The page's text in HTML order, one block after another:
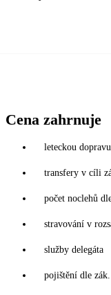
Cena zahrnuje
leteckou
transfery v cíli
počet noclehů
stravování v
služby delegáta
pojištění dle